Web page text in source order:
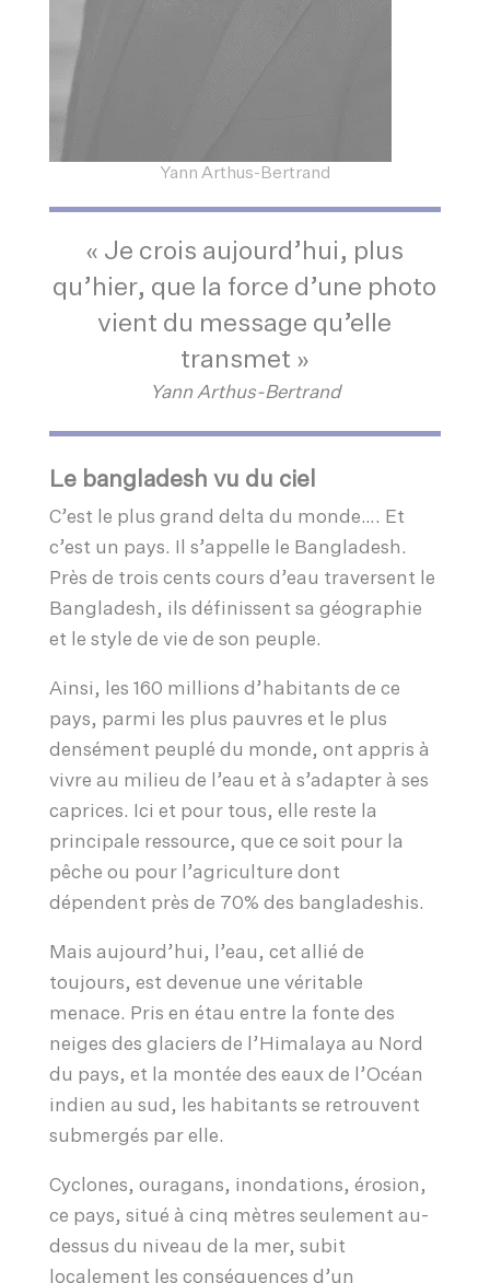
Yann Arthus-Bertrand
« Je crois aujourd’hui, plus
qu’hier, que la force d’une photo
vient du message qu’elle
transmet »
Yann Arthus-Bertrand
Le bangladesh vu du ciel
C’est le plus grand delta du monde…. Et
c’est un pays. Il s’appelle le Bangladesh.
Près de trois cents cours d’eau traversent le
Bangladesh, ils définissent sa géographie
et le style de vie de son peuple.
Ainsi, les 160 millions d’habitants de ce
pays, parmi les plus pauvres et le plus
densément peuplé du monde, ont appris à
vivre au milieu de l’eau et à s’adapter à ses
caprices. Ici et pour tous, elle reste la
principale ressource, que ce soit pour la
pêche ou pour l’agriculture dont
dépendent près de 70% des bangladeshis.
Mais aujourd’hui, l’eau, cet allié de
toujours, est devenue une véritable
menace. Pris en étau entre la fonte des
neiges des glaciers de l’Himalaya au Nord
du pays, et la montée des eaux de l’Océan
indien au sud, les habitants se retrouvent
submergés par elle.
Cyclones, ouragans, inondations, érosion,
ce pays, situé à cinq mètres seulement au-
dessus du niveau de la mer, subit
localement les conséquences d’un